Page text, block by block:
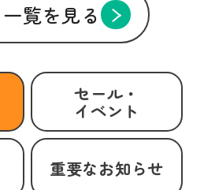
一覧を見る
セール・
イベント
重要なお知らせ